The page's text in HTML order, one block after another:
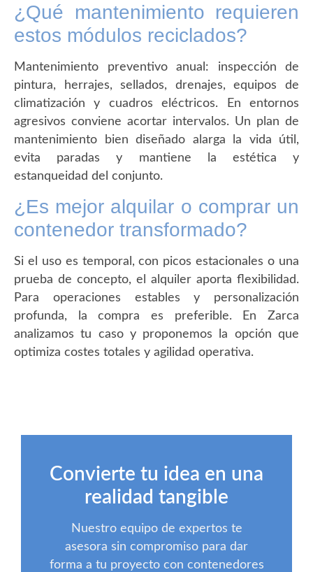
¿Qué mantenimiento requieren
estos módulos reciclados?
Mantenimiento preventivo anual: inspección de
pintura, herrajes, sellados, drenajes, equipos de
climatización y cuadros eléctricos. En entornos
agresivos conviene acortar intervalos. Un plan de
mantenimiento bien diseñado alarga la vida útil,
evita paradas y mantiene la estética y
estanqueidad del conjunto.
¿Es mejor alquilar o comprar un
contenedor transformado?
Si el uso es temporal, con picos estacionales o una
prueba de concepto, el alquiler aporta flexibilidad.
Para operaciones estables y personalización
profunda, la compra es preferible. En Zarca
analizamos tu caso y proponemos la opción que
optimiza costes totales y agilidad operativa.
Convierte tu idea en una
realidad tangible
Nuestro equipo de expertos te
asesora sin compromiso para dar
forma a tu proyecto con contenedores